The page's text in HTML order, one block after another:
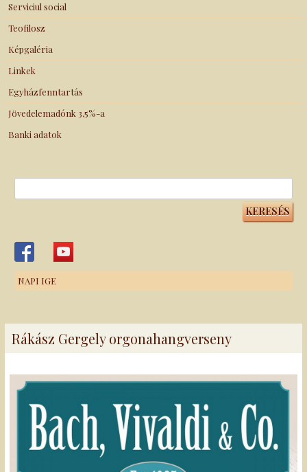
Serviciul social
Teofilosz
Képgaléria
Linkek
Egyházfenntartás
Jövedelemadónk 3,5%-a
Banki adatok
NAPI IGE
Rákász Gergely orgonahangverseny